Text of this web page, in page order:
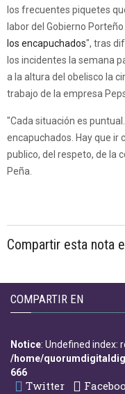
los frecuentes piquetes
labor del Gobierno
los encapuchados", tras
los incidentes la semana
a la altura del obelisco la
trabajo de la empresa
"Cada situación es
encapuchados. Hay que ir
publico, del respeto, de la
Peña.
Compartir esta nota
COMPARTIR EN
Notice: Undefined index:
/home/
666
Twitter